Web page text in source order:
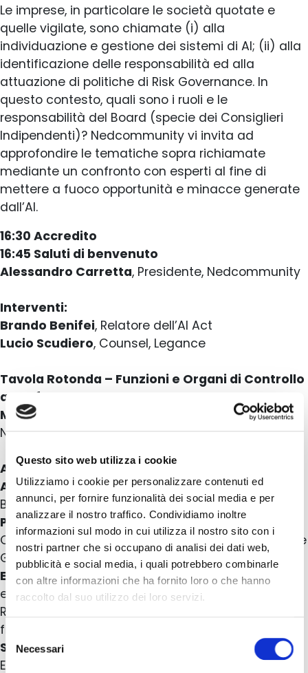
Questo sito web utilizza i cookie
Utilizziamo i cookie per personalizzare contenuti ed
annunci, per fornire funzionalità dei social media e per
analizzare il nostro traffico. Condividiamo inoltre
informazioni sul modo in cui utilizza il nostro sito con i
nostri partner che si occupano di analisi dei dati web,
pubblicità e social media, i quali potrebbero combinarle
con altre informazioni che ha fornito loro o che hanno
raccolto dal suo utilizzo dei loro servizi.
del
consenso
Necessari
Le imprese, in particolare le società quotate e
quelle vigilate, sono chiamate (i) alla
individuazione e gestione dei sistemi di AI; (ii) alla
identificazione delle responsabilità ed alla
attuazione di politiche di Risk Governance. In
questo contesto, quali sono i ruoli e le
responsabilità del Board (specie dei Consiglieri
Indipendenti)? Nedcommunity vi invita ad
approfondire le tematiche sopra richiamate
mediante un confronto con esperti al fine di
mettere a fuoco opportunità e minacce generate
dall’AI.
16:30 Accredito
16:45 Saluti di benvenuto
Alessandro Carretta, Presidente, Nedcommunity
Interventi:
Brando Benifei, Relatore dell’AI Act
Lucio Scudiero, Counsel, Legance
Tavola Rotonda – Funzioni e Organi di Controllo
a confronto
Modera Patrizia Giangualano,
Consigliere,
Nedcommunity
Andrea Fedi,Partner, Legance
Alessandro Franza, Senior Legal Counsel, Gruppo
Bracco
Piercarlo Gera, Consigliere Indipendente –
Coordinatore Reflection Group “Digital Innovation e
Governance”, Nedcommunity
Elisabetta Gualandri,Presidente Comitato Rischi
e Sostenibilità, Credem Banca – Coordinatrice
Reflection Group “Governance nelle istituzioni
finanziarie”, Nedcommunity
Silvia Pugi , Deputy Secretary General, CEC-
European Managers